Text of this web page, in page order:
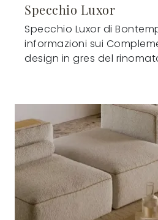
Specchio Luxor
Specchio Luxor di
informazioni sui
design in gres del